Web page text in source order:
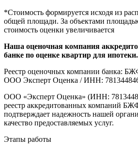
*Стоимость формируется исходя из
общей площади. За объектами
стоимость оценки увеличивается
Наша оценочная компания
банке по оценке квартир для ипотеки.
Реестр оценочных компании банка:
ООО Эксперт Оценка / ИНН:
ООО «Эксперт Оценка» (ИНН:
реестр аккредитованных компаний
подтверждает надежность нашей
качество предоставляемых услуг.
Этапы работы